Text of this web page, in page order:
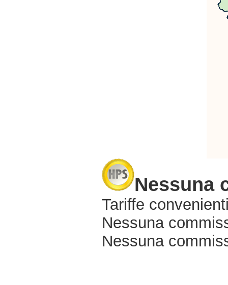
Nessuna
Tariffe
Nessuna
Nessuna